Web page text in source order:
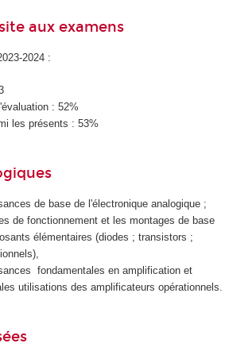
aux examens
2024 :
: 52%
les présents : 53%
de base de l'électronique analogique ;
de fonctionnement et les montages de base
élémentaires (diodes ; transistors ;
fondamentales en amplification et
utilisations des amplificateurs opérationnels.